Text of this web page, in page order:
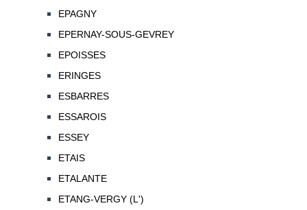
EPAGNY
EPERNAY-SOUS-GEVREY
EPOISSES
ERINGES
ESBARRES
ESSAROIS
ESSEY
ETAIS
ETALANTE
ETANG-VERGY (L')